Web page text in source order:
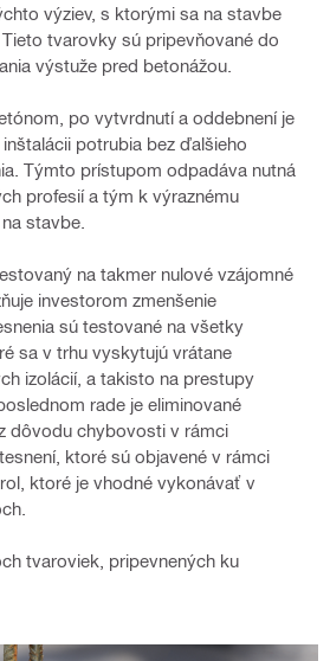
výziev, s ktorými sa na stavbe
tvarovky sú pripevňované do
výstuže pred betonážou.
po vytvrdnutí a oddebnení je
potrubia bez ďalšieho
Týmto prístupom odpadáva nutná
profesií a tým k výraznému
stavbe.
na takmer nulové vzájomné
investorom zmenšenie
sú testované na všetky
sa v trhu vyskytujú vrátane
izolácií, a takisto na prestupy
rade je eliminované
dôvodu chybovosti v rámci
ktoré sú objavené v rámci
ktoré je vhodné vykonávať v
tvaroviek, pripevnených ku